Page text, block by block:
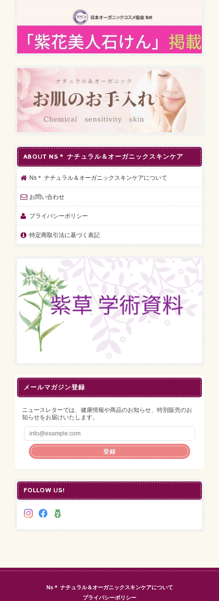
ABOUT NS＊ ナチュラル＆オーガニックスキンケア
Ns＊ ナチュラル＆オーガニックスキンケアについて
お問い合わせ
プライバシーポリシー
特定商取引法に基づく表記
メールマガジン登録
ニュースレターでは、健康情報や商品のお知らせ、特別販売のお
知らせをお届けいたします。
登録
FOLLOW US!
Ns＊ ナチュラル＆オーガニックスキンケアについて
プライバシーポリシー